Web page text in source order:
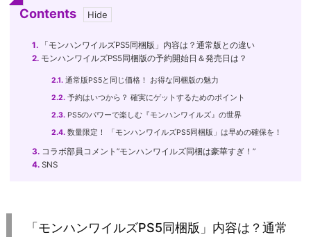
Contents
1. 「モンハンワイルズPS5同梱版」内容は？通常版との違い
2. モンハンワイルズPS5同梱版の予約開始日＆発売日は？
2.1. 通常版PS5と同じ価格！ お得な同梱版の魅力
2.2. 予約はいつから？ 確実にゲットするためのポイント
2.3. PS5のパワーで楽しむ『モンハンワイルズ』の世界
2.4. 数量限定！ 「モンハンワイルズPS5同梱版」は早めの確保を！
3. コラボ部員コメント”モンハンワイルズ同梱は豪華すぎ！”
4. SNS
「モンハンワイルズPS5同梱版」内容は？通常